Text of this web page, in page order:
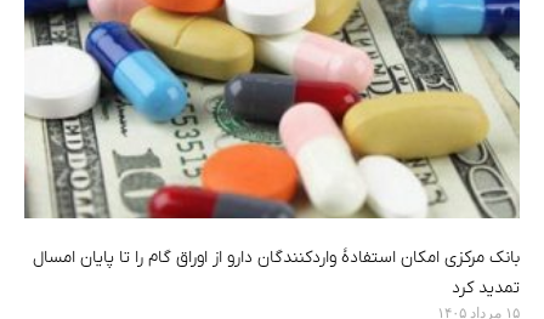
بانک مرکزی امکان استفادۀ واردکنندگان دارو از اوراق گام را تا پایان امسال
تمدید کرد
۱۵ مرداد ۱۴۰۵